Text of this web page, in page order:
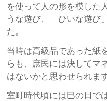
を使って人の形を模した
うな遊び、「ひいな遊び
た。
当時は高級品であった紙
らも、庶民には決してマ
はないかと思わせられま
室町時代頃には巳の日で